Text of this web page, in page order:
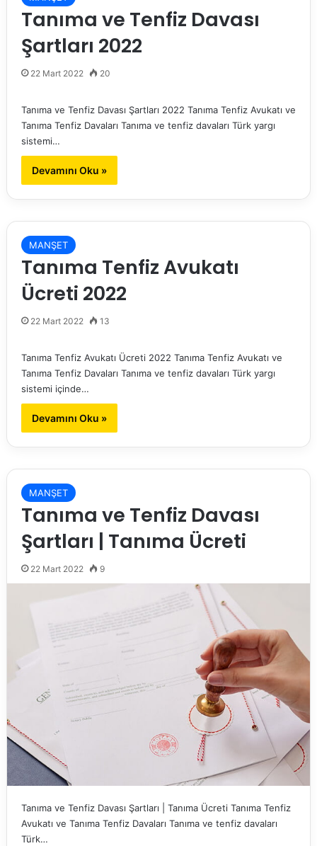
Tanıma ve Tenfiz Davası
Şartları 2022
22 Mart 2022 20
Tanıma ve Tenfiz Davası Şartları 2022 Tanıma Tenfiz Avukatı ve
Tanıma Tenfiz Davaları Tanıma ve tenfiz davaları Türk yargı
sistemi…
Devamını Oku »
MANŞET
Tanıma Tenfiz Avukatı
Ücreti 2022
22 Mart 2022 13
Tanıma Tenfiz Avukatı Ücreti 2022 Tanıma Tenfiz Avukatı ve
Tanıma Tenfiz Davaları Tanıma ve tenfiz davaları Türk yargı
sistemi içinde…
Devamını Oku »
MANŞET
Tanıma ve Tenfiz Davası
Şartları | Tanıma Ücreti
22 Mart 2022 9
Tanıma ve Tenfiz Davası Şartları | Tanıma Ücreti Tanıma Tenfiz
Avukatı ve Tanıma Tenfiz Davaları Tanıma ve tenfiz davaları
Türk…